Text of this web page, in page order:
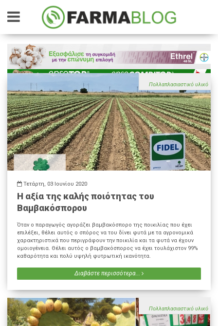
Πολλαπλασιαστικό υλικό
Τετάρτη, 03 Ιουνίου 2020
Η αξία της καλής ποιότητας του
Βαμβακόσπορου
Όταν ο παραγωγός αγοράζει βαμβακόσπορο της ποικιλίας που έχει
επιλέξει, θέλει αυτός ο σπόρος να του δίνει φυτά με τα αγρονομικά
χαρακτηριστικά που περιγράφουν την ποικιλία και τα φυτά να έχουν
ομοιογένεια. Θέλει αυτός ο βαμβακόσπορος να έχει τουλάχιστον 99%
καθαρότητα και πολύ υψηλή φυτρωτική ικανότητα.
Διαβάστε περισσότερα...
Πολλαπλασιαστικό υλικό